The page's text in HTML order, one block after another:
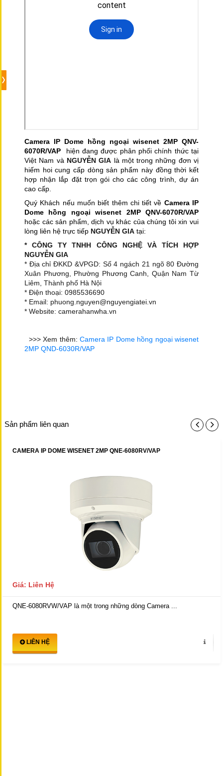
Camera IP Dome hồng ngoại wisenet 2MP QNV-
6070R/VAP
hiện đang được phân phối chính thức tại
Việt Nam và NGUYỄN GIA là một trong những đơn vị
hiếm hoi cung cấp dòng sản phẩm này đồng thời kết
hợp nhận lắp đặt trọn gói cho các công trình, dự án
cao cấp.
Quý Khách nếu muốn biết thêm chi tiết về Camera IP
Dome hồng ngoại wisenet 2MP QNV-6070R/VAP
hoặc các sản phẩm, dịch vụ khác của chúng tôi xin vui
lòng liên hệ trực tiếp NGUYỄN GIA tại:
* CÔNG TY TNHH CÔNG NGHỆ VÀ TÍCH HỢP
NGUYỄN GIA
* Địa chỉ ĐKKD &VPGD: Số 4 ngách 21 ngõ 80 Đường
Xuân Phương, Phường Phương Canh, Quận Nam Từ
Liêm, Thành phố Hà Nội
* Điện thoại: 0985536690
* Email: phuong.nguyen@nguyengiatei.vn
* Website: camerahanwha.vn
>>> Xem thêm: Camera IP Dome hồng ngoại wisenet
2MP QND-6030R/VAP
Sản phẩm liên quan
CAMERA IP DOME WISENET 2MP QNE-6080RV/VAP
Giá: Liên Hệ
QNE-6080RVW/VAP là một trong những dòng Camera ...
LIÊN HỆ